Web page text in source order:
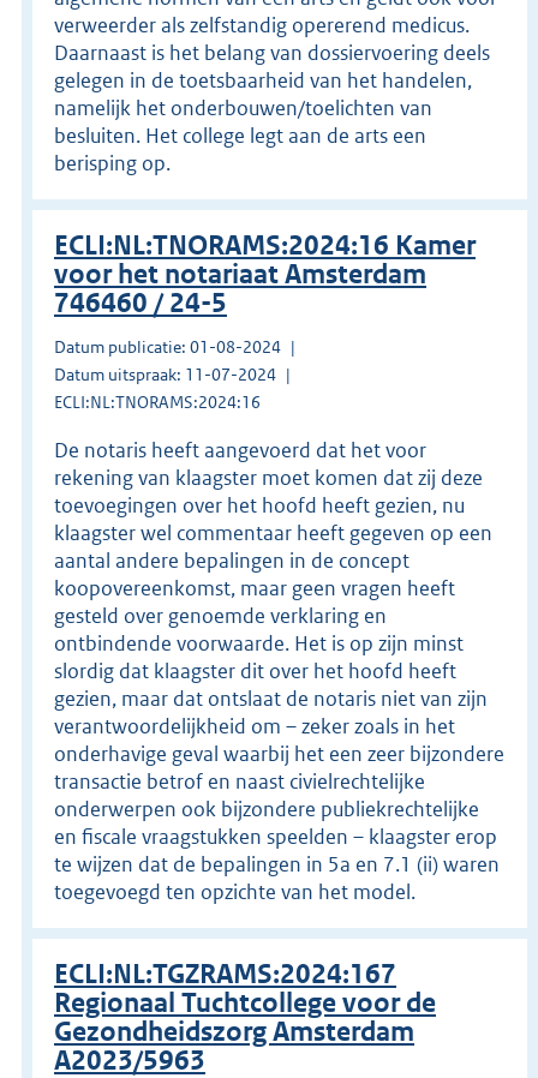
verweerder als zelfstandig opererend medicus.
Daarnaast is het belang van dossiervoering deels
gelegen in de toetsbaarheid van het handelen,
namelijk het onderbouwen/toelichten van
besluiten. Het college legt aan de arts een
berisping op.
ECLI:NL:TNORAMS:2024:16 Kamer
voor het notariaat Amsterdam
746460 / 24-5
Datum publicatie: 01-08-2024
Datum uitspraak: 11-07-2024
ECLI:NL:TNORAMS:2024:16
De notaris heeft aangevoerd dat het voor
rekening van klaagster moet komen dat zij deze
toevoegingen over het hoofd heeft gezien, nu
klaagster wel commentaar heeft gegeven op een
aantal andere bepalingen in de concept
koopovereenkomst, maar geen vragen heeft
gesteld over genoemde verklaring en
ontbindende voorwaarde. Het is op zijn minst
slordig dat klaagster dit over het hoofd heeft
gezien, maar dat ontslaat de notaris niet van zijn
verantwoordelijkheid om – zeker zoals in het
onderhavige geval waarbij het een zeer bijzondere
transactie betrof en naast civielrechtelijke
onderwerpen ook bijzondere publiekrechtelijke
en fiscale vraagstukken speelden – klaagster erop
te wijzen dat de bepalingen in 5a en 7.1 (ii) waren
toegevoegd ten opzichte van het model.
ECLI:NL:TGZRAMS:2024:167
Regionaal Tuchtcollege voor de
Gezondheidszorg Amsterdam
A2023/5963